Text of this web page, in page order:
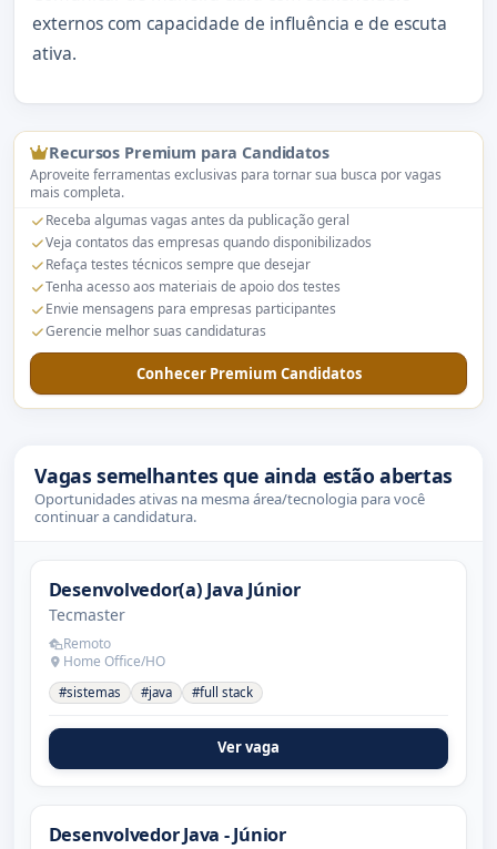
externos com capacidade de influência e de escuta
ativa.
Recursos Premium para Candidatos
Aproveite ferramentas exclusivas para tornar sua busca por vagas
mais completa.
Receba algumas vagas antes da publicação geral
Veja contatos das empresas quando disponibilizados
Refaça testes técnicos sempre que desejar
Tenha acesso aos materiais de apoio dos testes
Envie mensagens para empresas participantes
Gerencie melhor suas candidaturas
Conhecer Premium Candidatos
Vagas semelhantes que ainda estão abertas
Oportunidades ativas na mesma área/tecnologia para você
continuar a candidatura.
Desenvolvedor(a) Java Júnior
Tecmaster
Remoto
Home Office/HO
#sistemas #java #full stack
Ver vaga
Desenvolvedor Java - Júnior